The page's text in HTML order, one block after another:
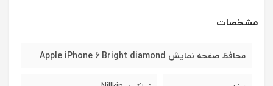
مشخصات
محافظ صفحه نمایش Apple iPhone 6 Bright diamond